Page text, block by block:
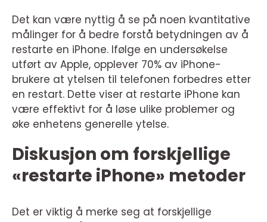
Det kan være nyttig å se på noen kvantitative
målinger for å bedre forstå betydningen av å
restarte en iPhone. Ifølge en undersøkelse
utført av Apple, opplever 70% av iPhone-
brukere at ytelsen til telefonen forbedres etter
en restart. Dette viser at restarte iPhone kan
være effektivt for å løse ulike problemer og
øke enhetens generelle ytelse.
Diskusjon om forskjellige
«restarte iPhone» metoder
Det er viktig å merke seg at forskjellige